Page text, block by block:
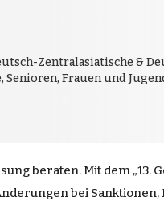
Zentralasiatische &
Frauen und
beraten. Mit dem „13.
bei